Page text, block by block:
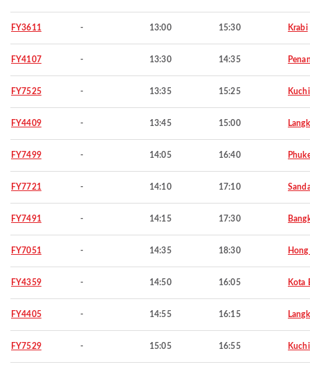
FY3611 - 13:00 15:30 Krabi
FY4107 - 13:30 14:35
FY7525 - 13:35 15:25
FY4409 - 13:45 15:00
FY7499 - 14:05 16:40
FY7721 - 14:10 17:10
FY7491 - 14:15 17:30
FY7051 - 14:35 18:30
FY4359 - 14:50 16:05 Kota
FY4405 - 14:55 16:15
FY7529 - 15:05 16:55